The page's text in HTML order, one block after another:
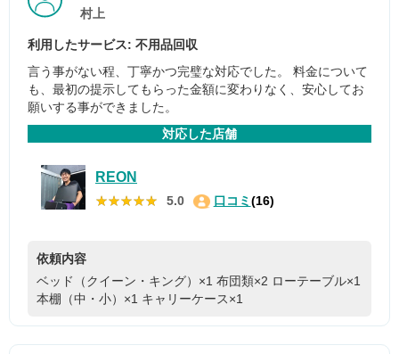
村上
利用したサービス: 不用品回収
言う事がない程、丁寧かつ完璧な対応でした。 料金について
も、最初の提示してもらった金額に変わりなく、安心してお
願いする事ができました。
対応した店舗
REON
★★★★★
★★★★★ 5.0 口コミ (16)
依頼内容
ベッド（クイーン・キング）×1 布団類×2 ローテーブル×1
本棚（中・小）×1 キャリーケース×1